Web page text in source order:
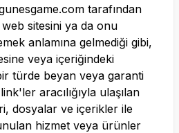
tarafından
sitesini ya da onu
anlamına gelmediği gibi,
veya içeriğindeki
türde beyan veya garanti
aracılığıyla ulaşılan
dosyalar ve içerikler ile
hizmet veya ürünler